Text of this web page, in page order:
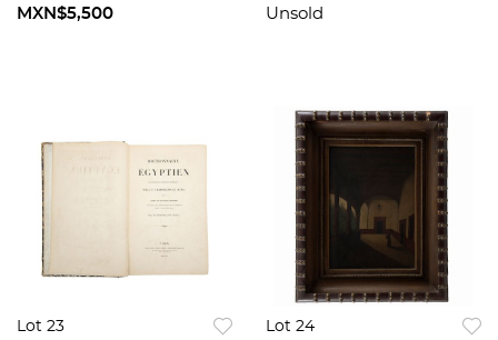
Ilustrados. Piezas
MXN$5,500
EN LA IMPRENTA
Unsold
Lot 23 Lot 24